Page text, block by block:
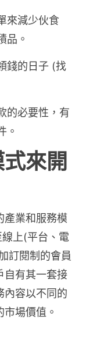
來減少伙食
品。
錢的日子 (找
的必要性，有
。
來開
產業和服務模
上(平台、電
訂閱制的會員
自有其一套接
內容以不同的
場價值。